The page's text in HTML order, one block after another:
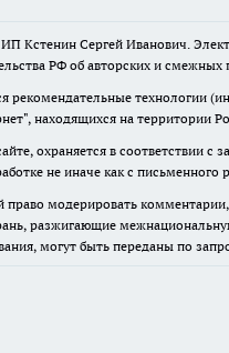
Кстенин Сергей Иванович.
РФ об авторских и смежных
технологии
находящихся на территории
охраняется в соответствии
не иначе как с письменного
право модерировать
разжигающие
могут быть переданы по